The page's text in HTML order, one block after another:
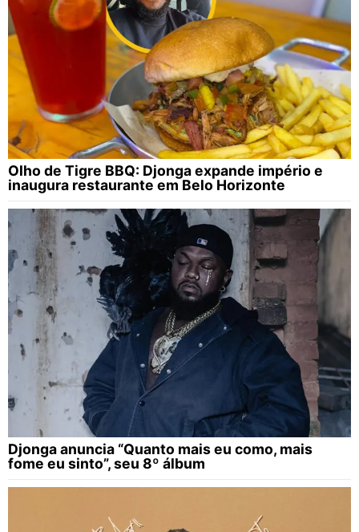
Olho de Tigre BBQ: Djonga expande império e
inaugura restaurante em Belo Horizonte
Djonga anuncia “Quanto mais eu como, mais
fome eu sinto”, seu 8º álbum